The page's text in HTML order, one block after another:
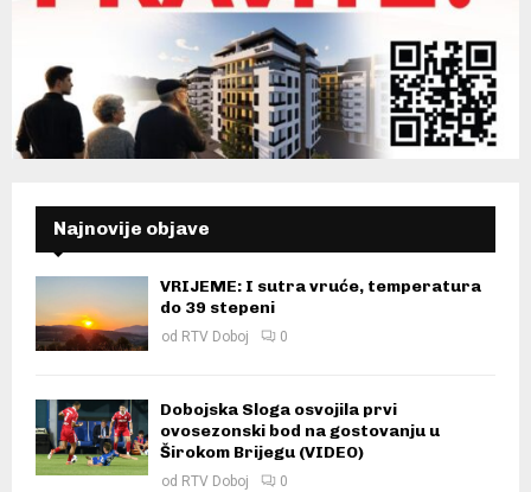
Najnovije objave
VRIJEME: I sutra vruće, temperatura
do 39 stepeni
od RTV Doboj 0
Dobojska Sloga osvojila prvi
ovosezonski bod na gostovanju u
Širokom Brijegu (VIDEO)
od RTV Doboj 0